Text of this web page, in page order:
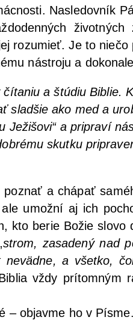
Nasle­dov­ník
roz­umieť. Je to
nástro­ju a
a štú­diu Bib­lie.
slad­šie ako med a
Ježi­šo­vi“a pri­pra­ví
skut­ku
a chá­pať
umož­ní aj ich
kto berie Božie slo­vo
strom, zasa­de­ný nad
a všet­ko,
vždy prí­tom­ným
objav­me ho v Písme.